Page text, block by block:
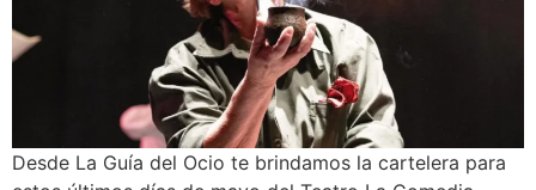
Desde La Guía del Ocio te brindamos la cartelera para